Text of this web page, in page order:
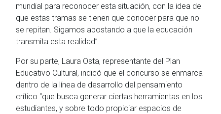
mundial para reconocer esta situación, con la idea de
que estas tramas se tienen que conocer para que no
se repitan. Sigamos apostando a que la educación
transmita esta realidad”.
Por su parte, Laura Osta, representante del Plan
Educativo Cultural, indicó que el concurso se enmarca
dentro de la línea de desarrollo del pensamiento
crítico “que busca generar ciertas herramientas en los
estudiantes, y sobre todo propiciar espacios de